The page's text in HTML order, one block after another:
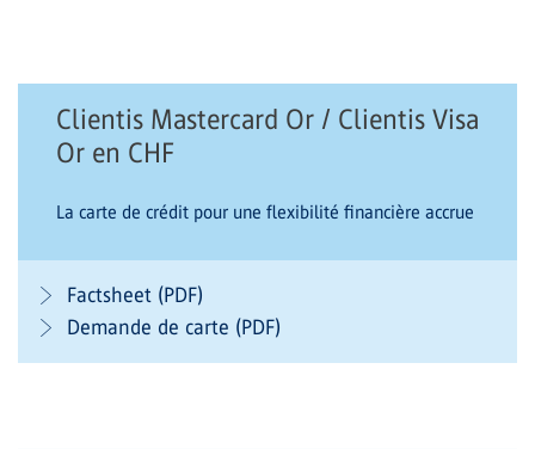
Clientis Mastercard Or / Clientis Visa
Or en CHF
La carte de crédit pour une flexibilité financière accrue
Factsheet (PDF)
Demande de carte (PDF)